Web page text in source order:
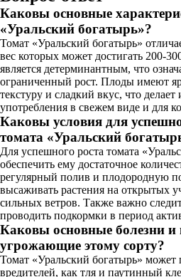
Каковы основные
«Уральский богатырь»?
Томат «Уральский богатырь»
вес которых может достигать 200-
является детерминантным, что
ограниченный рост. Плоды имеют
текстуру и сладкий вкус, что
употребления в свежем виде и для
Каковы условия для
томата «Уральский
Для успешного роста томата
обеспечить ему достаточное
регулярный полив и плодородную
высаживать растения на открытых
сильных ветров. Также важно
проводить подкормки в период
Каковы основные болезни и
угрожающие этому сорту?
Томат «Уральский богатырь» может
вредителей, как тля и паутинный